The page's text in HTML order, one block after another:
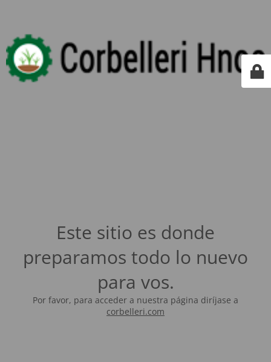
Este sitio es donde
preparamos todo lo nuevo
para vos.
Por favor, para acceder a nuestra página diríjase a
corbelleri.com